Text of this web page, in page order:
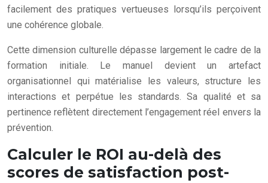
facilement des pratiques vertueuses lorsqu’ils perçoivent
une cohérence globale.
Cette dimension culturelle dépasse largement le cadre de la
formation initiale. Le manuel devient un artefact
organisationnel qui matérialise les valeurs, structure les
interactions et perpétue les standards. Sa qualité et sa
pertinence reflètent directement l’engagement réel envers la
prévention.
Calculer le ROI au-delà des
scores de satisfaction post-